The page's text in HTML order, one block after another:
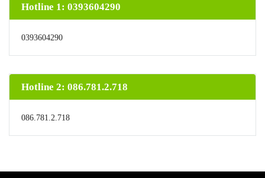
Hotline 1: 0393604290
0393604290
Hotline 2: 086.781.2.718
086.781.2.718